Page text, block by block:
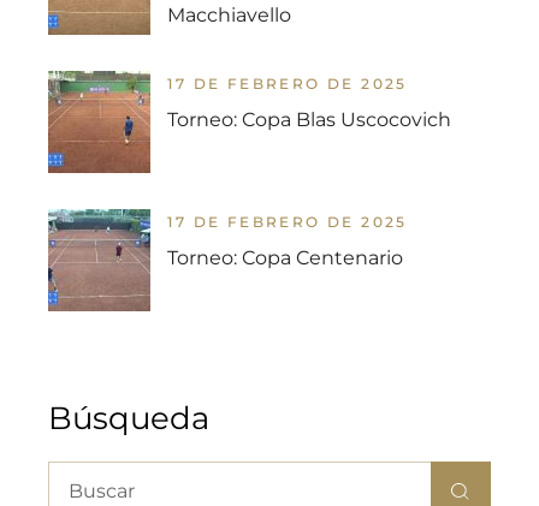
Macchiavello
17 DE FEBRERO DE 2025
Torneo: Copa Blas Uscocovich
17 DE FEBRERO DE 2025
Torneo: Copa Centenario
Búsqueda